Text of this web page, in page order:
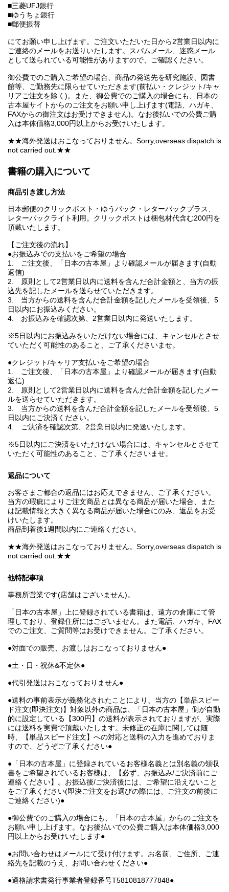
■三菱UFJ銀行
■ゆうちょ銀行
■郵便振替
にてお願い申し上げます。ご注文いただいた日から2営業日以内に
ご連絡のメールをお送りいたします。スパムメール、迷惑メール
として送られている可能性がありますので、ご確認ください。
御公費でのご購入ご希望の場合、商品の発送先を研究施設、図書
館等、ご勤務先に限らせていただきます(前払い・クレジット/キャ
リアご注文を除く)。また、御公費でのご購入の場合にも、日本の
古本屋サイトからのご注文をお願い申し上げます(電話、ハガキ、
FAXからの御注文はお受けできません)。なお後払いでの公費ご購
入は本体価格3,000円以上からお受けいたします。
★★海外発送はおこなっておりません。Sorry,overseas dispatch is
not carried out.★★
書籍の購入について
商品引き渡し方法
日本郵便のクリックポスト・ゆうパック・レターパックプラス、
レターパックライト利用。クリックポストは梱包材代含む200円を
頂戴いたします。
【ご注文後の流れ】
●お振込みでの支払いをご希望の場合
1. ご注文後、「日本の古本屋」より確認メールが届きます(自動
返信)
2. 原則として2営業日以内に送料を含んだ合計金額と、当方の振
込先を記したメールを送らせていただきます。
3. 当方からの送料を含んだ合計金額を記したメールを受領後、5
日以内にお振込みください。
4. お振込みを確認次第、2営業日以内に発送いたします。
※5日以内にお振込みをいただけない場合には、キャンセルとさせ
ていただく可能性のあること、ご了承くださいませ。
●クレジット/キャリア支払いをご希望の場合
1. ご注文後、「日本の古本屋」より確認メールが届きます(自動
返信)
2. 原則として2営業日以内に送料を含んだ合計金額を記したメー
ルを送らせていただきます。
3. 当方からの送料を含んだ合計金額を記したメールを受領後、5
日以内にご決済ください。
4. ご決済を確認次第、2営業日以内に発送いたします。
※5日以内にご決済をいただけない場合には、キャンセルとさせて
いただく可能性のあること、ご了承くださいませ。
返品について
お客さまご都合の返品にはお応えできません、ご了承ください。
当方の瑕疵によりご注文商品とは異なる商品が届いた場合、また
は記載情報と大きく異なる商品が届いた場合にのみ、返品をお受
けいたします。
商品到着後1週間以内にご連絡ください。
★★海外発送はおこなっておりません。Sorry,overseas dispatch is
not carried out.★★
他特記事項
事務所営業です(店舗はございません)。
「日本の古本屋」上に登録されている書籍は、遠方の倉庫にて管
理しており、登録住所にはございません。また電話、ハガキ、FAX
でのご注文、ご質問等はお受けできません。ご了承ください。
●対面での販売、お渡しはおこなっておりません●
●土・日・祝休&不定休●
●代引発送はおこなっておりません●
●送料の事前表示が義務化されたことにより、当方の【単品スピー
ド注文(即決注文)】対象以外の商品は、「日本の古本屋」側が自動
的に設定している【300円】の送料が表示されておりますが、実際
には送料を実費で頂戴いたします。未修正の在庫に関しては随
時、【単品スピード注文】への対応と送料の入力を進めておりま
すので、どうぞご了承ください●
●「日本の古本屋」に登録されているお客様名義とは別名義の領収
書をご希望されているお客様は、【必ず、お振込み/ご決済前にご
連絡ください】。お振込後/ご決済後には、ご希望に沿えないこと
をご了承ください(即決ご注文をお選びの際には、ご注文の前後に
ご連絡ください)●
●御公費でのご購入の場合にも、「日本の古本屋」からのご注文を
お願い申し上げます。なお後払いでの公費ご購入は本体価格3,000
円以上からお受けいたします●
●お問い合わせはメールにて受け付けます。お名前、ご住所、ご連
絡先を記載のうえ、お問い合わせください●
●適格請求書発行事業者登録番号T5810818777848●